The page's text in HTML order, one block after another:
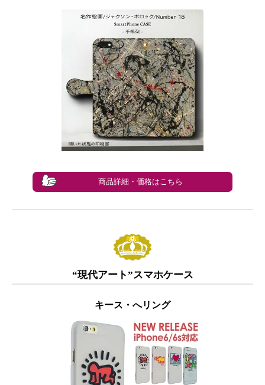
商品詳細・価格はこちら
“現代アート”スマホケース
キース・へリング